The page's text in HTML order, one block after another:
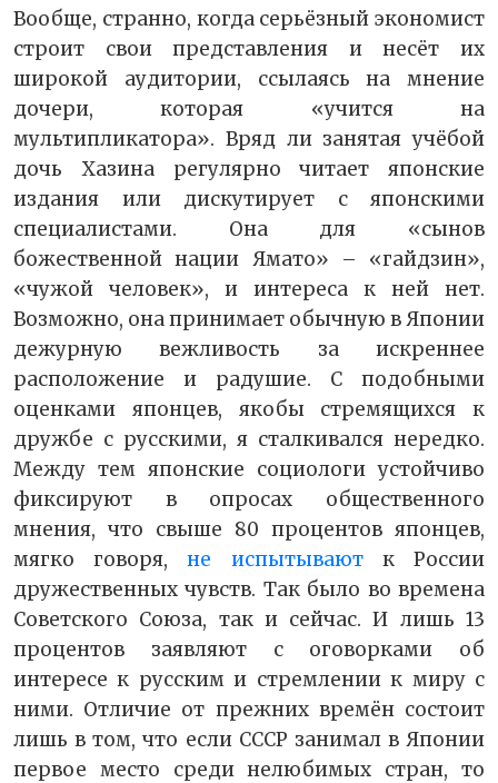
Вообще, странно, когда серьёзный экономист
строит свои представления и несёт их
широкой аудитории, ссылаясь на мнение
дочери, которая «учится на
мультипликатора». Вряд ли занятая учёбой
дочь Хазина регулярно читает японские
издания или дискутирует с японскими
специалистами. Она для «сынов
божественной нации Ямато» – «гайдзин»,
«чужой человек», и интереса к ней нет.
Возможно, она принимает обычную в Японии
дежурную вежливость за искреннее
расположение и радушие. С подобными
оценками японцев, якобы стремящихся к
дружбе с русскими, я сталкивался нередко.
Между тем японские социологи устойчиво
фиксируют в опросах общественного
мнения, что свыше 80 процентов японцев,
мягко говоря,не испытываютк России
дружественных чувств. Так было во времена
Советского Союза, так и сейчас. И лишь 13
процентов заявляют с оговорками об
интересе к русским и стремлении к миру с
ними. Отличие от прежних времён состоит
лишь в том, что если СССР занимал в Японии
первое место среди нелюбимых стран, то